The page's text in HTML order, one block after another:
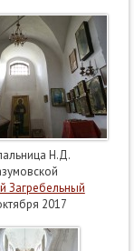
Н.Д.
Загребельный
2017